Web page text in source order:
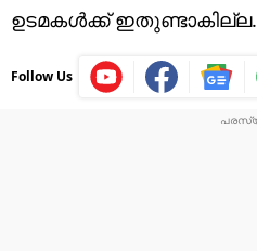
ഉടമകള്‍ക്ക് ഇതുണ്ടാകില്ല.
Follow Us